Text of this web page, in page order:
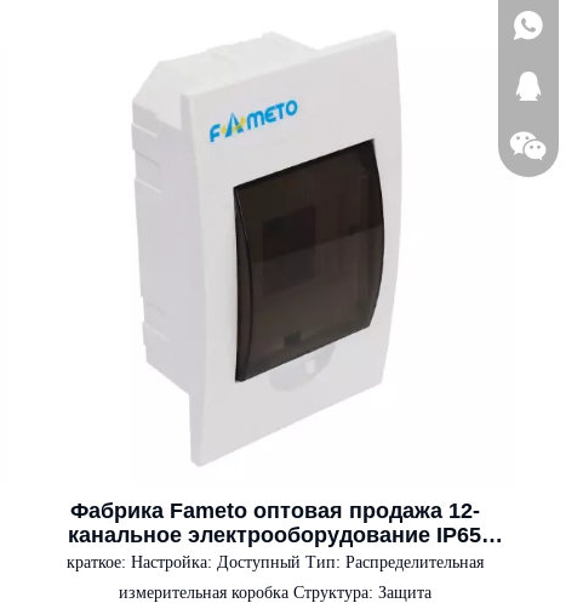
Фабрика Fameto оптовая продажа 12-
канальное электрооборудование IP65
распределительная коробка
краткое: Настройка: Доступный Тип: Распределительная
измерительная коробка Структура: Защита